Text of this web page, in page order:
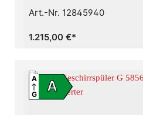
Ergebnisse in weniger als
MultiFlex-Schublade mit mehr
abgestimmt auf Ihren Alltag -
Art.-Nr. 12845940
1.215,00 €*
A
A
G